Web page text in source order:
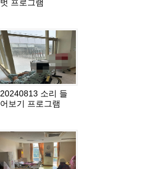
벗 프로그램
20240813 소리 들
어보기 프로그램